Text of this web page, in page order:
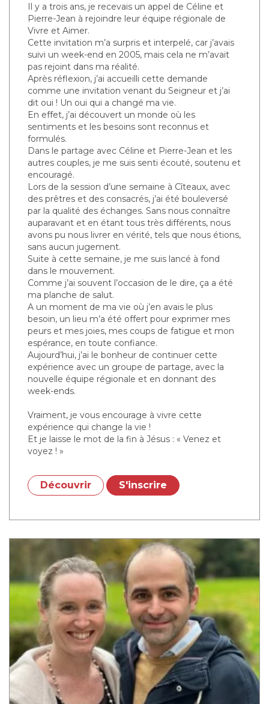
Il y a trois ans, je recevais un appel de Céline et
Pierre-Jean à rejoindre leur équipe régionale de
Vivre et Aimer.
Cette invitation m’a surpris et interpelé, car j’avais
suivi un week-end en 2005, mais cela ne m’avait
pas rejoint dans ma réalité.
Après réflexion, j’ai accueilli cette demande
comme une invitation venant du Seigneur et j’ai
dit oui ! Un oui qui a changé ma vie.
En effet, j’ai découvert un monde où les
sentiments et les besoins sont reconnus et
formulés.
Dans le partage avec Céline et Pierre-Jean et les
autres couples, je me suis senti écouté, soutenu et
encouragé.
Lors de la session d’une semaine à Cîteaux, avec
des prêtres et des consacrés, j’ai été bouleversé
par la qualité des échanges. Sans nous connaître
auparavant et en étant tous très différents, nous
avons pu nous livrer en vérité, tels que nous étions,
sans aucun jugement.
Suite à cette semaine, je me suis lancé à fond
dans le mouvement.
Comme j’ai souvent l’occasion de le dire, ça a été
ma planche de salut.
A un moment de ma vie où j’en avais le plus
besoin, un lieu m’a été offert pour exprimer mes
peurs et mes joies, mes coups de fatigue et mon
espérance, en toute confiance.
Aujourd’hui, j’ai le bonheur de continuer cette
expérience avec un groupe de partage, avec la
nouvelle équipe régionale et en donnant des
week-ends.
Vraiment, je vous encourage à vivre cette
expérience qui change la vie !
Et je laisse le mot de la fin à Jésus : « Venez et
voyez ! »
Découvrir S'inscrire